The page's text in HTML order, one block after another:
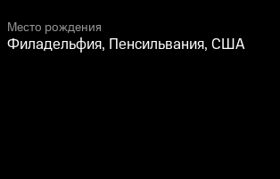
Место рождения
Филадельфия, Пенсильвания, США